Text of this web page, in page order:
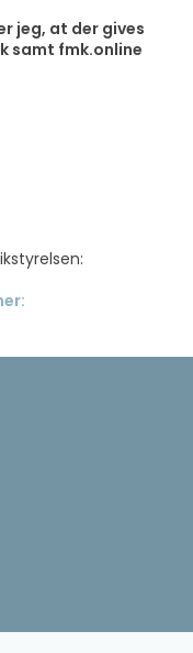
jeg, at der gives
samt fmk.online